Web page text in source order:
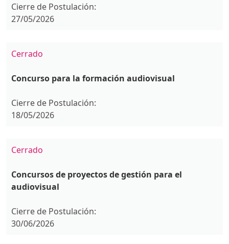
Cierre de Postulación:
27/05/2026
Cerrado
Concurso para la formación audiovisual
Cierre de Postulación:
18/05/2026
Cerrado
Concursos de proyectos de gestión para el
audiovisual
Cierre de Postulación:
30/06/2026